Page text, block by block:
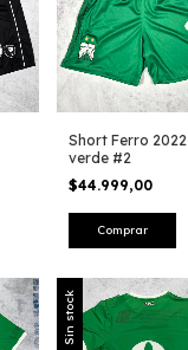
Short Ferro 2022
verde #2
$44.999,00
Comprar
Sin stock